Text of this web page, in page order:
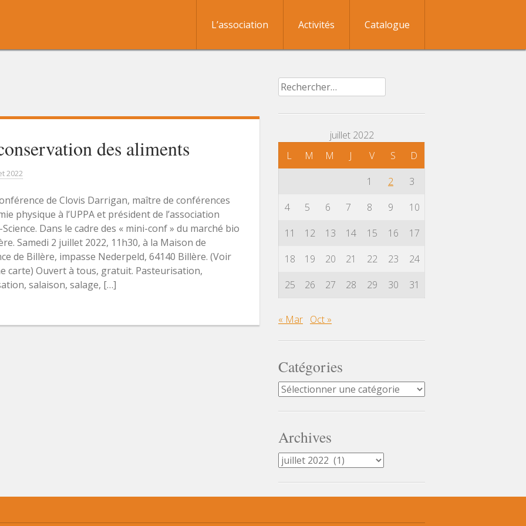
L’association Activités Catalogue
des aliments
2022
de Clovis Darrigan, maître de conférences
physique à l’UPPA et président de l’association
Dans le cadre des « mini-conf » du marché bio
Samedi 2 juillet 2022, 11h30, à la Maison de
de Billère, impasse Nederpeld, 64140 Billère. (Voir
carte) Ouvert à tous, gratuit. Pasteurisation,
salaison, salage, […]
Rechercher :
juillet 2022
L
M M J V S
D
1
2
3
4
5 6 7 8 9
10
11
12 13 14 15 16
17
18
19 20 21 22 23
24
25
26 27 28 29 30 31
« Mar Oct »
Catégories
Catégories
Archives
Archives